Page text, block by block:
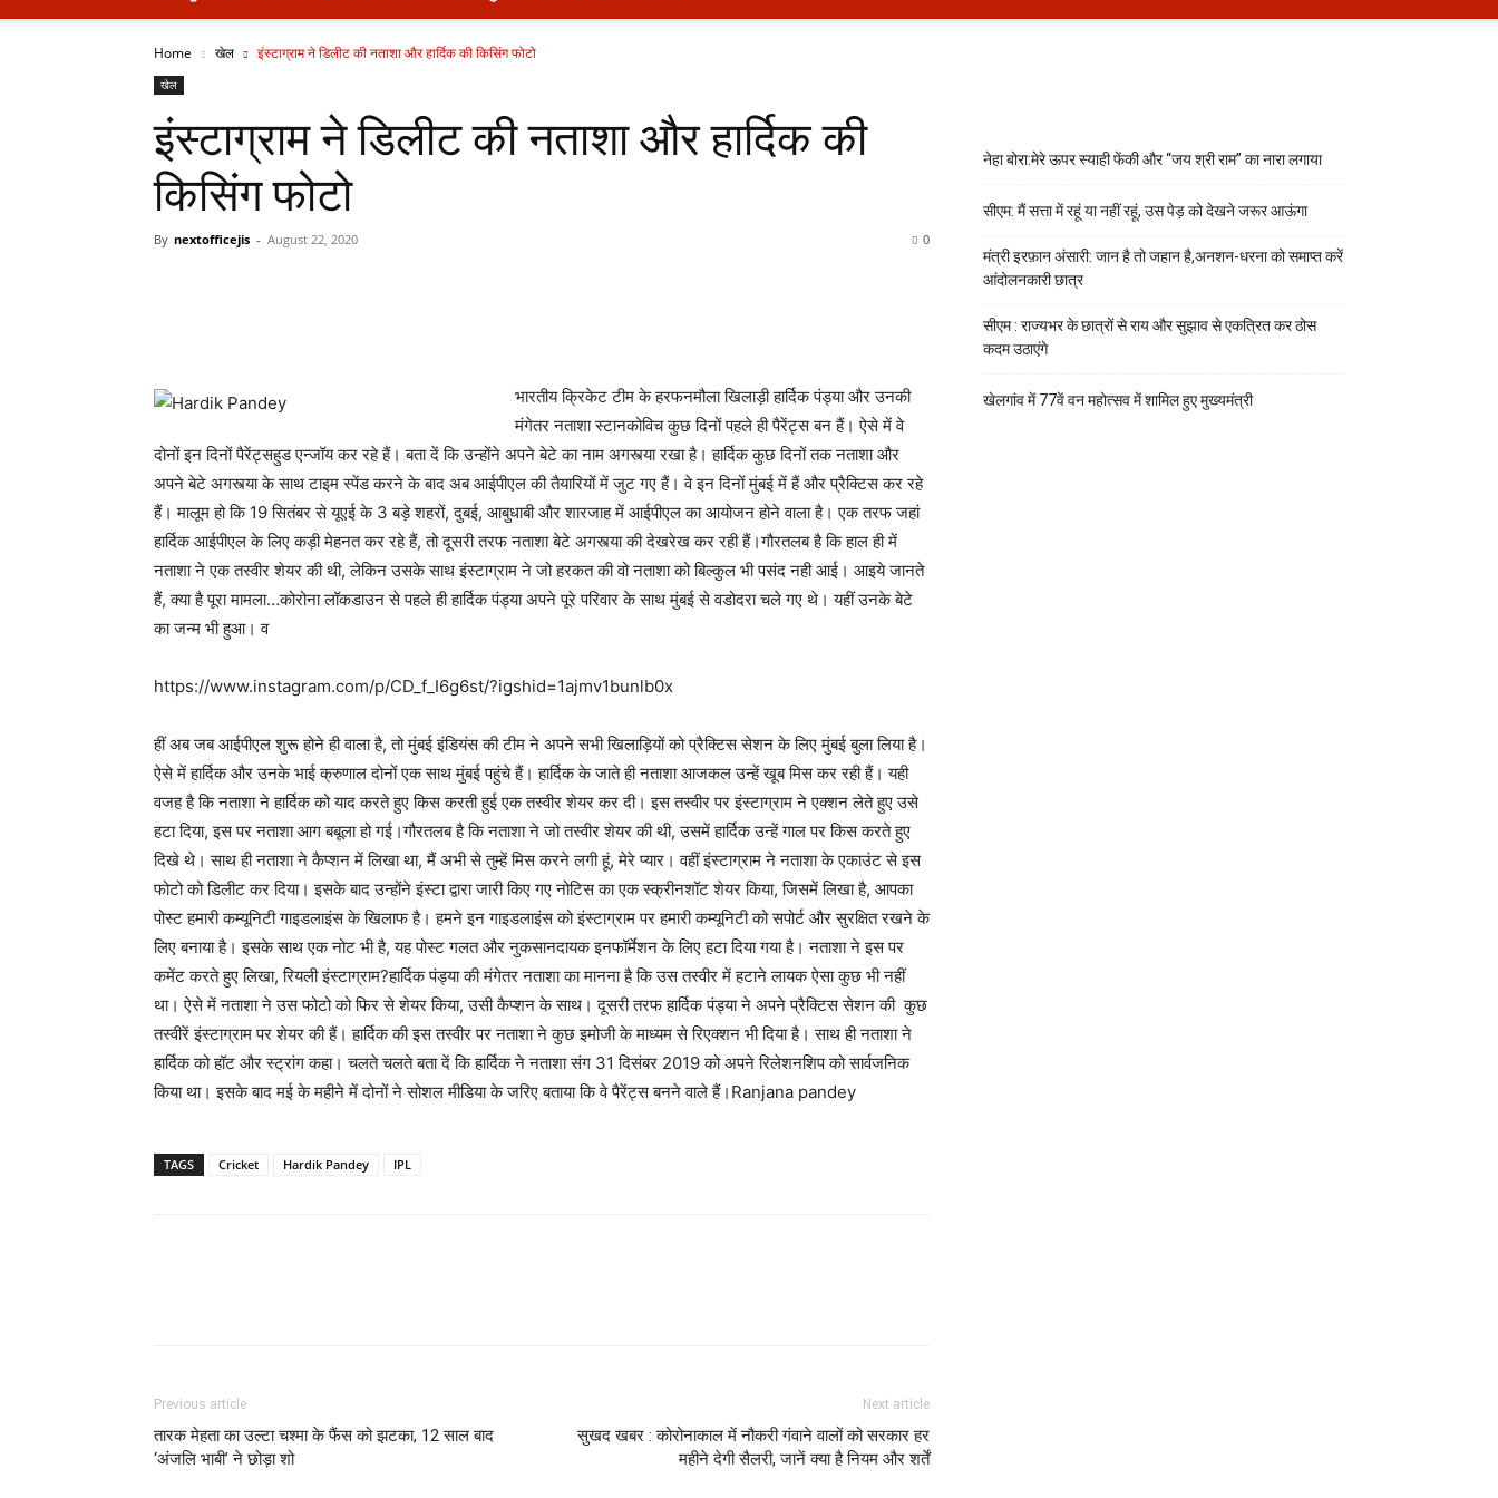
Home खेल इंस्टाग्राम ने डिलीट की नताशा और हार्दिक की किसिंग फोटो
खेल
इंस्टाग्राम ने डिलीट की नताशा और हार्दिक की
किसिंग फोटो
By nextofficejis - August 22, 2020 0
भारतीय क्रिकेट टीम के हरफनमौला खिलाड़ी हार्दिक पंड्या और उनकी
मंगेतर नताशा स्टानकोविच कुछ दिनों पहले ही पैरेंट्स बन हैं। ऐसे में वे
दोनों इन दिनों पैरेंट्सहुड एन्जॉय कर रहे हैं। बता दें कि उन्होंने अपने बेटे का नाम अगस्त्या रखा है। हार्दिक कुछ दिनों तक नताशा और
अपने बेटे अगस्त्या के साथ टाइम स्पेंड करने के बाद अब आईपीएल की तैयारियों में जुट गए हैं। वे इन दिनों मुंबई में हैं और प्रैक्टिस कर रहे
हैं। मालूम हो कि 19 सितंबर से यूएई के 3 बड़े शहरों, दुबई, आबुधाबी और शारजाह में आईपीएल का आयोजन होने वाला है। एक तरफ जहां
हार्दिक आईपीएल के लिए कड़ी मेहनत कर रहे हैं, तो दूसरी तरफ नताशा बेटे अगस्त्या की देखरेख कर रही हैं।गौरतलब है कि हाल ही में
नताशा ने एक तस्वीर शेयर की थी, लेकिन उसके साथ इंस्टाग्राम ने जो हरकत की वो नताशा को बिल्कुल भी पसंद नही आई। आइये जानते
हैं, क्या है पूरा मामला…कोरोना लॉकडाउन से पहले ही हार्दिक पंड्या अपने पूरे परिवार के साथ मुंबई से वडोदरा चले गए थे। यहीं उनके बेटे
का जन्म भी हुआ। व
https://www.instagram.com/p/CD_f_I6g6st/?igshid=1ajmv1bunlb0x
हीं अब जब आईपीएल शुरू होने ही वाला है, तो मुंबई इंडियंस की टीम ने अपने सभी खिलाड़ियों को प्रैक्टिस सेशन के लिए मुंबई बुला लिया है।
ऐसे में हार्दिक और उनके भाई क्रुणाल दोनों एक साथ मुंबई पहुंचे हैं। हार्दिक के जाते ही नताशा आजकल उन्हें खूब मिस कर रही हैं। यही
वजह है कि नताशा ने हार्दिक को याद करते हुए किस करती हुई एक तस्वीर शेयर कर दी। इस तस्वीर पर इंस्टाग्राम ने एक्शन लेते हुए उसे
हटा दिया, इस पर नताशा आग बबूला हो गई।गौरतलब है कि नताशा ने जो तस्वीर शेयर की थी, उसमें हार्दिक उन्हें गाल पर किस करते हुए
दिखे थे। साथ ही नताशा ने कैप्शन में लिखा था, मैं अभी से तुम्हें मिस करने लगी हूं, मेरे प्यार। वहीं इंस्टाग्राम ने नताशा के एकाउंट से इस
फोटो को डिलीट कर दिया। इसके बाद उन्होंने इंस्टा द्वारा जारी किए गए नोटिस का एक स्क्रीनशॉट शेयर किया, जिसमें लिखा है, आपका
पोस्ट हमारी कम्यूनिटी गाइडलाइंस के खिलाफ है। हमने इन गाइडलाइंस को इंस्टाग्राम पर हमारी कम्यूनिटी को सपोर्ट और सुरक्षित रखने के
लिए बनाया है। इसके साथ एक नोट भी है, यह पोस्ट गलत और नुकसानदायक इनफॉर्मेशन के लिए हटा दिया गया है। नताशा ने इस पर
कमेंट करते हुए लिखा, रियली इंस्टाग्राम?हार्दिक पंड्या की मंगेतर नताशा का मानना है कि उस तस्वीर में हटाने लायक ऐसा कुछ भी नहीं
था। ऐसे में नताशा ने उस फोटो को फिर से शेयर किया, उसी कैप्शन के साथ। दूसरी तरफ हार्दिक पंड्या ने अपने प्रैक्टिस सेशन की कुछ
तस्वीरें इंस्टाग्राम पर शेयर की हैं। हार्दिक की इस तस्वीर पर नताशा ने कुछ इमोजी के माध्यम से रिएक्शन भी दिया है। साथ ही नताशा ने
हार्दिक को हॉट और स्ट्रांग कहा। चलते चलते बता दें कि हार्दिक ने नताशा संग 31 दिसंबर 2019 को अपने रिलेशनशिप को सार्वजनिक
किया था। इसके बाद मई के महीने में दोनों ने सोशल मीडिया के जरिए बताया कि वे पैरेंट्स बनने वाले हैं।Ranjana pandey
TAGS Cricket Hardik Pandey IPL
Previous article
तारक मेहता का उल्टा चश्मा के फैंस को झटका, 12 साल बाद
‘अंजलि भाबी’ ने छोड़ा शो
Next article
सुखद खबर : कोरोनाकाल में नौकरी गंवाने वालों को सरकार हर
महीने देगी सैलरी, जानें क्या है नियम और शर्तें
नेहा बोरा:मेरे ऊपर स्याही फेंकी और “जय श्री राम” का नारा लगाया
सीएम: मैं सत्ता में रहूं या नहीं रहूं, उस पेड़ को देखने जरूर आऊंगा
मंत्री इरफ़ान अंसारी: जान है तो जहान है,अनशन-धरना को समाप्त करें
आंदोलनकारी छात्र
सीएम : राज्यभर के छात्रों से राय और सुझाव से एकत्रित कर ठोस
कदम उठाएंगे
खेलगांव में 77वें वन महोत्सव में शामिल हुए मुख्यमंत्री